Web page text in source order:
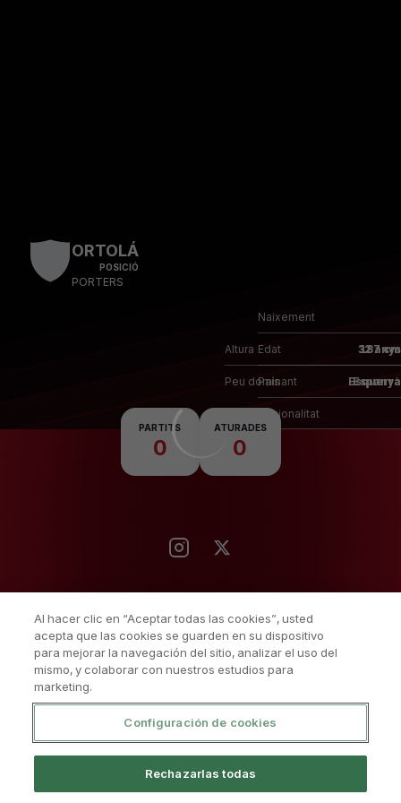
ORTOLÁ
POSICIÓ
PORTERS
Altura 187 cm
Peu dominant Esquerrà
Naixement
Edat 32 anys
País Espanya
Nacionalitat
PARTITS
0
ATURADES
0
Avís Legal I Condicions D'Ús
Al hacer clic en “Aceptar todas las cookies”, usted
acepta que las cookies se guarden en su dispositivo
para mejorar la navegación del sitio, analizar el uso del
mismo, y colaborar con nuestros estudios para
marketing.
Configuración de cookies
Rechazarlas todas